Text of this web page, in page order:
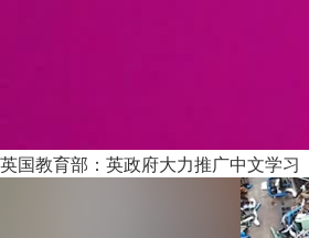
英国教育部：英政府大力推广中文学习